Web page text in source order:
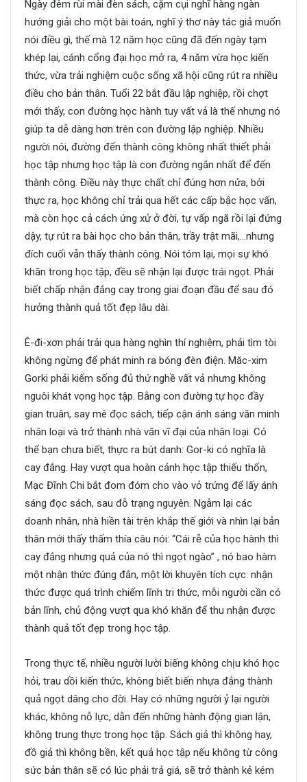
Ngày đêm rùi mài đèn sách, cặm cụi nghĩ hàng ngàn
hướng giải cho một bài toán, nghĩ ý thơ này tác giả muốn
nói điều gì, thế mà 12 năm học cũng đã đến ngày tạm
khép lại, cánh cổng đại học mở ra, 4 năm vừa học kiến
thức, vừa trải nghiệm cuộc sống xã hội cũng rút ra nhiều
điều cho bản thân. Tuổi 22 bắt đầu lập nghiệp, rồi chợt
mới thấy, con đường học hành tuy vất vả là thế nhưng nó
giúp ta dễ dàng hơn trên con đường lập nghiệp. Nhiều
người nói, đường đến thành công không nhất thiết phải
học tập nhưng học tập là con đường ngắn nhất để đến
thành công. Điều này thực chất chỉ đúng hơn nửa, bởi
thực ra, học không chỉ trải qua hết các cấp bậc học vấn,
mà còn học cả cách ứng xử ở đời, tự vấp ngã rồi lại đứng
dậy, tự rút ra bài học cho bản thân, trầy trật mãi,…nhưng
đích cuối vẫn thấy thành công. Nói tóm lại, mọi sự khó
khăn trong học tập, đều sẽ nhận lại được trái ngọt. Phải
biết chấp nhận đắng cay trong giai đoạn đầu để sau đó
hưởng thành quả tốt đẹp lâu dài.
Ê-đi-xơn phải trải qua hàng nghìn thí nghiệm, phải tìm tòi
không ngừng để phát minh ra bóng đèn điện. Măc-xim
Gorki phải kiếm sống đủ thứ nghề vất vả nhưng không
nguôi khát vọng học tập. Bằng con đường tự học đầy
gian truân, say mê đọc sách, tiếp cận ánh sáng văn minh
nhân loại và trở thành nhà văn vĩ đại của nhân loại. Có
thể bạn chưa biết, thực ra bút danh: Gor-ki có nghĩa là
cay đắng. Hay vượt qua hoàn cảnh học tập thiếu thốn,
Mạc Đĩnh Chi bắt đom đóm cho vào vỏ trứng để lấy ánh
sáng đọc sách, sau đỗ trạng nguyên. Ngẫm lại các
doanh nhân, nhà hiền tài trên khắp thế giới và nhìn lại bản
thân mới thấy thấm thía câu nói: “Cái rễ của học hành thì
cay đắng nhưng quả của nó thì ngọt ngào” , nó bao hàm
một nhận thức đúng đắn, một lời khuyên tích cực: nhận
thức được quá trình chiếm lĩnh tri thức, mỗi người cần có
bản lĩnh, chủ động vượt qua khó khăn để thu nhận được
thành quả tốt đẹp trong học tập.
Trong thực tế, nhiều người lười biếng không chịu khó học
hỏi, trau dồi kiến thức, không biết biến nhựa đắng thành
quả ngọt dâng cho đời. Hay có những người ỷ lại người
khác, không nỗ lực, dẫn đến những hành động gian lận,
không trung thực trong học tập. Sách giả thì không hay,
đồ giả thì không bền, kết quả học tập nếu không từ công
sức bản thân sẽ có lúc phải trả giá, sẽ trở thành kẻ kém